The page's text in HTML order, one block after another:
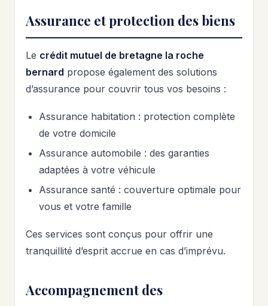
Assurance et protection des biens
Le crédit mutuel de bretagne la roche
bernard propose également des solutions
d’assurance pour couvrir tous vos besoins :
Assurance habitation : protection complète
de votre domicile
Assurance automobile : des garanties
adaptées à votre véhicule
Assurance santé : couverture optimale pour
vous et votre famille
Ces services sont conçus pour offrir une
tranquillité d’esprit accrue en cas d’imprévu.
Accompagnement des